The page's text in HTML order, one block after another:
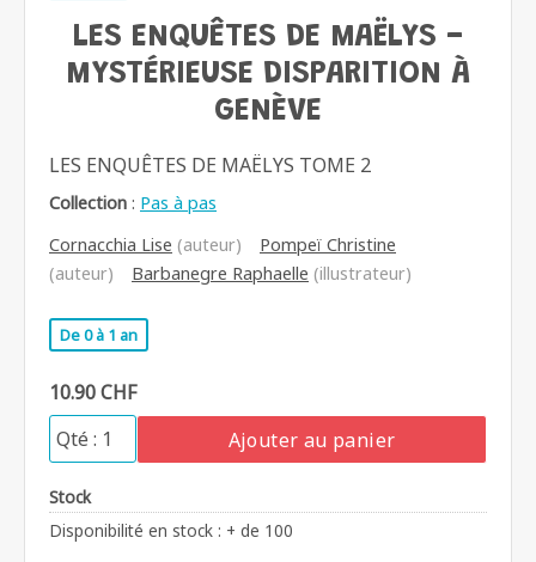
LES ENQUÊTES DE MAËLYS -
MYSTÉRIEUSE DISPARITION À
GENÈVE
LES ENQUÊTES DE MAËLYS TOME 2
Collection : Pas à pas
Cornacchia Lise (auteur)
Pompeï Christine
(auteur)
Barbanegre Raphaelle (illustrateur)
De 0 à 1 an
10.90 CHF
Ajouter au panier
Stock
Disponibilité en stock : + de 100